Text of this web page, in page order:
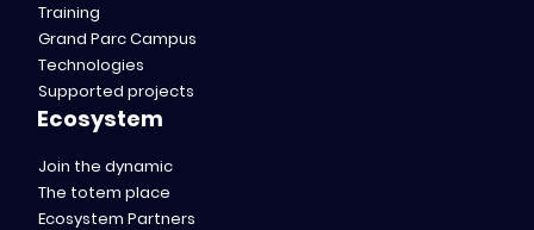
Training
Grand Parc Campus
Technologies
Supported projects
Ecosystem
Join the dynamic
The totem place
Ecosystem Partners